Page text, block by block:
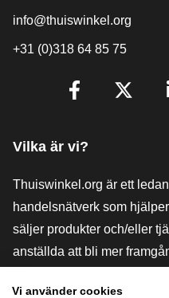
info@thuiswinkel.org
+31 (0)318 64 85 75
Vilka är vi?
Thuiswinkel.org är ett
handelsnätverk som
säljer produkter och/eller
anställda att bli mer
Vi använder cookies